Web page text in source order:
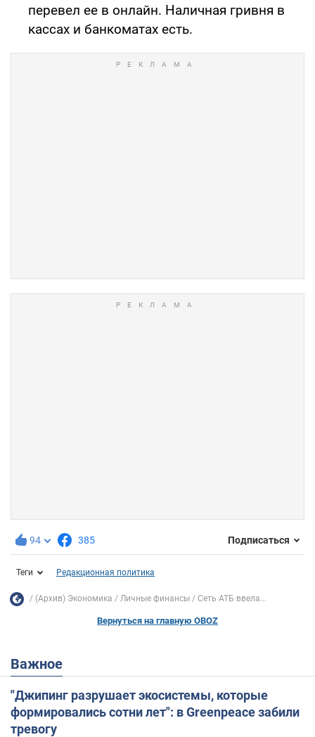
перевел ее в онлайн. Наличная гривня в
кассах и банкоматах есть.
94 385 Подписаться
Теги Редакционная политика
(Архив) Экономика Личные финансы Сеть АТБ ввела...
Вернуться на главную OBOZ
Важное
"Джипинг разрушает экосистемы, которые
формировались сотни лет": в Greenpeace забили
тревогу